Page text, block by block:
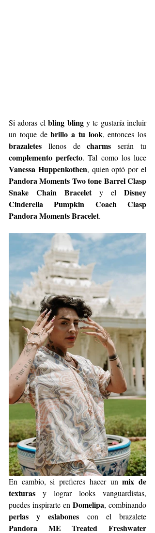
Si adoras el bling bling y te gustaría incluir
un toque de brillo a tu look
brazaletes llenos de charms
complemento perfecto
Vanessa Huppenkothen
Pandora Moments Two tone Barrel Clasp
Snake Chain Bracelet y el Disney
Cinderella Pumpkin Coach Clasp
Pandora Moments Bracelet.
En cambio, si prefieres hacer un mix de
texturas y lograr looks vanguardistas,
puedes inspirarte en Domelipa
perlas y eslabones
Pandora ME Treated Freshwater